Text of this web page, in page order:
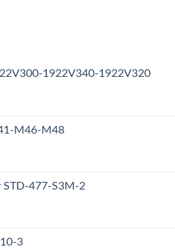
1922V340-1922V320
M46-M48
STD-477-S3M-2
3